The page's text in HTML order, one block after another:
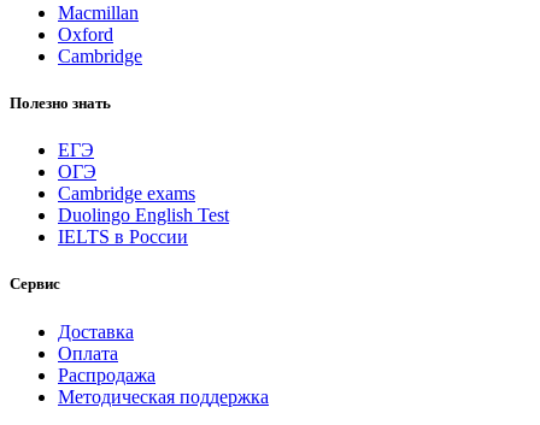
Macmillan
Oxford
Cambridge
Полезно знать
ЕГЭ
ОГЭ
Cambridge exams
Duolingo English Test
IELTS в России
Сервис
Доставка
Оплата
Распродажа
Методическая поддержка